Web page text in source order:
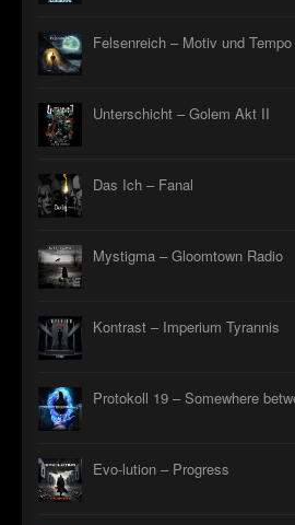
Felsenreich – Motiv und Tempo
Unterschicht – Golem Akt II
Das Ich – Fanal
Mystigma – Gloomtown Radio
Kontrast – Imperium Tyrannis
Protokoll 19 – Somewhere
Evo-lution – Progress